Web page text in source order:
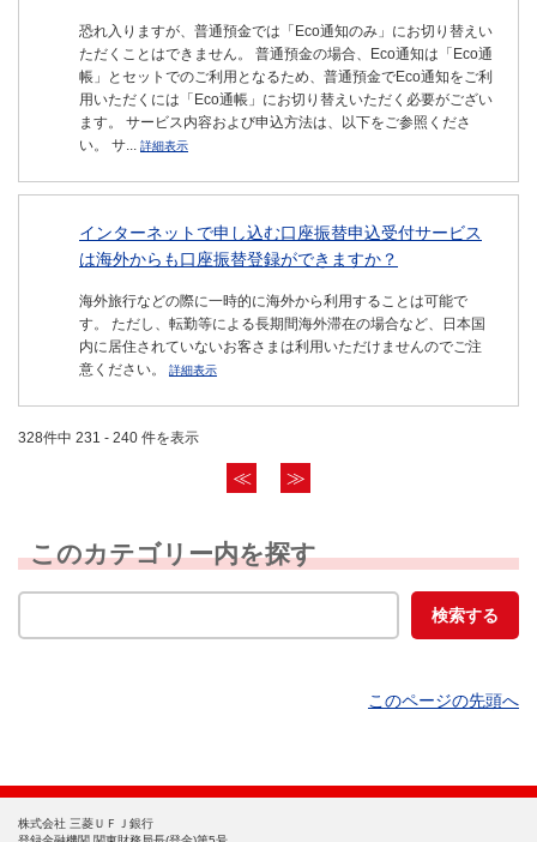
恐れ入りますが、普通預金では「Eco通知のみ」にお切り替えい
ただくことはできません。 普通預金の場合、Eco通知は「Eco通
帳」とセットでのご利用となるため、普通預金でEco通知をご利
用いただくには「Eco通帳」にお切り替えいただく必要がござい
ます。 サービス内容および申込方法は、以下をご参照くださ
い。 サ... 詳細表示
インターネットで申し込む口座振替申込受付サービス
は海外からも口座振替登録ができますか？
海外旅行などの際に一時的に海外から利用することは可能で
す。 ただし、転勤等による長期間海外滞在の場合など、日本国
内に居住されていないお客さまは利用いただけませんのでご注
意ください。
詳細表示
328件中 231 - 240 件を表示
≪ ≫
このカテゴリー内を探す
このページの先頭へ
株式会社 三菱ＵＦＪ銀行